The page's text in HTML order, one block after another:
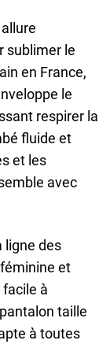
sublimer le
en France,
le
respirer la
fluide et
et les
avec
ligne des
et
à
taille
à toutes